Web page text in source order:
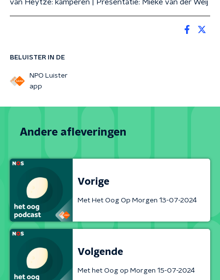
BELUISTER IN DE
NPO Luister
app
van Heytze: kamperen | Presentatie: Mieke van der Weij
Andere afleveringen
Vorige
Met Het Oog Op Morgen 13-07-2024
Volgende
Met het Oog op Morgen 15-07-2024